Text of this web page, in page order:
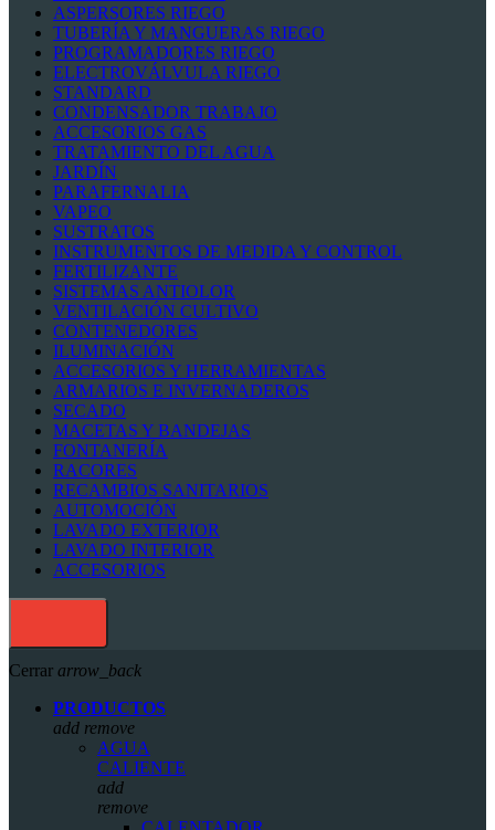
ASPERSORES RIEGO
TUBERÍA Y MANGUERAS RIEGO
PROGRAMADORES RIEGO
ELECTROVÁLVULA RIEGO
STANDARD
CONDENSADOR TRABAJO
ACCESORIOS GAS
TRATAMIENTO DEL AGUA
JARDÍN
PARAFERNALIA
VAPEO
SUSTRATOS
INSTRUMENTOS DE MEDIDA Y CONTROL
FERTILIZANTE
SISTEMAS ANTIOLOR
VENTILACIÓN CULTIVO
CONTENEDORES
ILUMINACIÓN
ACCESORIOS Y HERRAMIENTAS
ARMARIOS E INVERNADEROS
SECADO
MACETAS Y BANDEJAS
FONTANERÍA
RACORES
RECAMBIOS SANITARIOS
AUTOMOCIÓN
LAVADO EXTERIOR
LAVADO INTERIOR
ACCESORIOS
Cerrar arrow_back
PRODUCTOS
add remove
AGUA
CALIENTE
add
remove